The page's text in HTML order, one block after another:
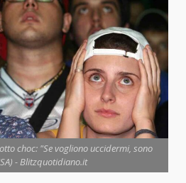
choc: "Se vogliono uccidermi, sono
- Blitzquotidiano.it